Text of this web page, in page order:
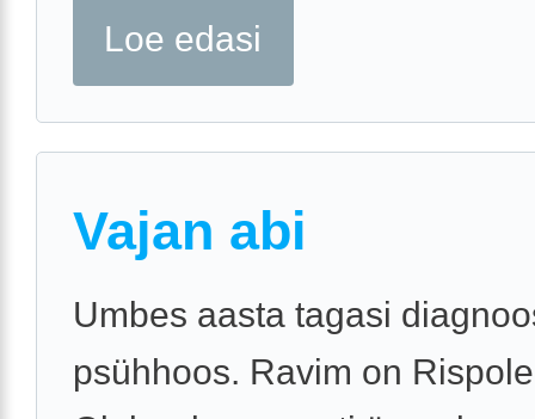
Loe edasi
Vajan abi
Umbes aasta tagasi
psühhoos. Ravim on